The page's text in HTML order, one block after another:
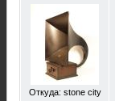
Откуда: stone city